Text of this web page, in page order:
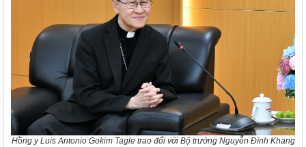
Hồng y Luis Antonio Gokim Tagle trao đổi với Bộ trưởng Nguyễn Đình Khang